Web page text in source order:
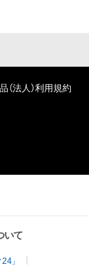
（法人）利用規約
いて
」